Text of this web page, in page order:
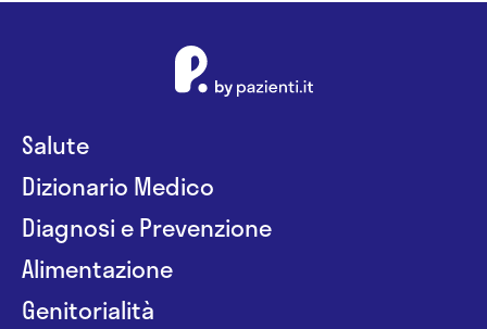
Salute
Dizionario Medico
Diagnosi e Prevenzione
Alimentazione
Genitorialità